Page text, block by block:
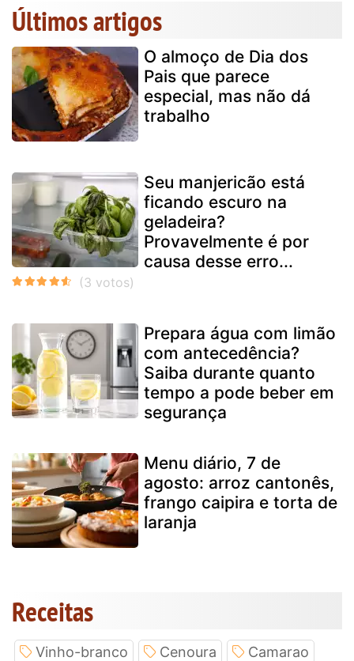
Últimos artigos
O almoço de Dia dos
Pais que parece
especial, mas não dá
trabalho
Seu manjericão está
ficando escuro na
geladeira?
Provavelmente é por
causa desse erro...
Prepara água com limão
com antecedência?
Saiba durante quanto
tempo a pode beber em
segurança
Menu diário, 7 de
agosto: arroz cantonês,
frango caipira e torta de
laranja
Receitas
Vinho-branco Cenoura
Camarao